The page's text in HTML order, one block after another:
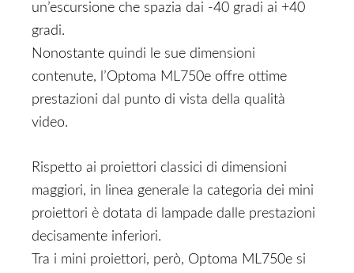
un’escursione che spazia dai -40 gradi ai +40
gradi.
Nonostante quindi le sue dimensioni
contenute, l’Optoma ML750e offre ottime
prestazioni dal punto di vista della qualità
video.
Rispetto ai proiettori classici di dimensioni
maggiori, in linea generale la categoria dei mini
proiettori è dotata di lampade dalle prestazioni
decisamente inferiori.
Tra i mini proiettori, però, Optoma ML750e si